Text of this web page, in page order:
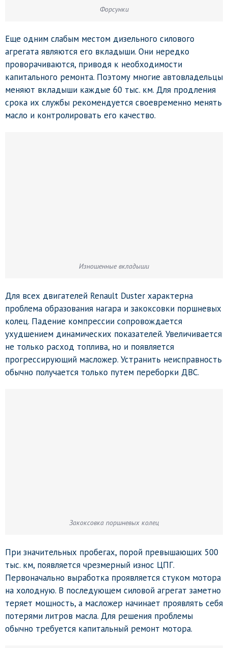
Форсунки
Еще одним слабым местом дизельного силового
агрегата являются его вкладыши. Они нередко
проворачиваются, приводя к необходимости
капитального ремонта. Поэтому многие автовладельцы
меняют вкладыши каждые 60 тыс. км. Для продления
срока их службы рекомендуется своевременно менять
масло и контролировать его качество.
Изношенные вкладыши
Для всех двигателей Renault Duster характерна
проблема образования нагара и закоксовки поршневых
колец. Падение компрессии сопровождается
ухудшением динамических показателей. Увеличивается
не только расход топлива, но и появляется
прогрессирующий масложер. Устранить неисправность
обычно получается только путем переборки ДВС.
Закоксовка поршневых колец
При значительных пробегах, порой превышающих 500
тыс. км, появляется чрезмерный износ ЦПГ.
Первоначально выработка проявляется стуком мотора
на холодную. В последующем силовой агрегат заметно
теряет мощность, а масложер начинает проявлять себя
потерями литров масла. Для решения проблемы
обычно требуется капитальный ремонт мотора.